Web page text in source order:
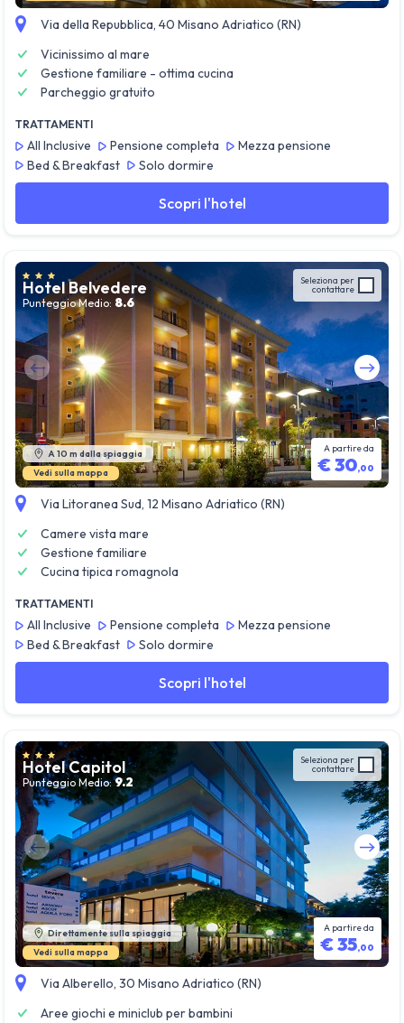
Via della Repubblica, 40 Misano Adriatico (RN)
Vicinissimo al mare
Gestione familiare - ottima cucina
Parcheggio gratuito
TRATTAMENTI
All Inclusive Pensione completa
Mezza pensione
Bed & Breakfast
Solo dormire
Scopri l'hotel
Guarda tutte le foto
Hotel Belvedere
Punteggio Medio: 8.6
Seleziona per
contattare
A 10 m dalla spiaggia
Vedi sulla mappa
A partire da
€30,00
Via Litoranea Sud, 12 Misano Adriatico (RN)
Camere vista mare
Gestione familiare
Cucina tipica romagnola
TRATTAMENTI
All Inclusive Pensione completa
Mezza pensione
Bed & Breakfast
Solo dormire
Scopri l'hotel
Guarda tutte le foto
Hotel Capitol
Punteggio Medio: 9.2
Seleziona per
contattare
Direttamente sulla spiaggia
Vedi sulla mappa
A partire da
€35,00
Via Alberello, 30 Misano Adriatico (RN)
Aree giochi e miniclub per bambini